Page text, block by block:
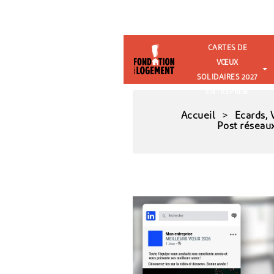
CARTES DE
VŒUX
SOLIDAIRES 2027
Accueil
Ecards,
Post